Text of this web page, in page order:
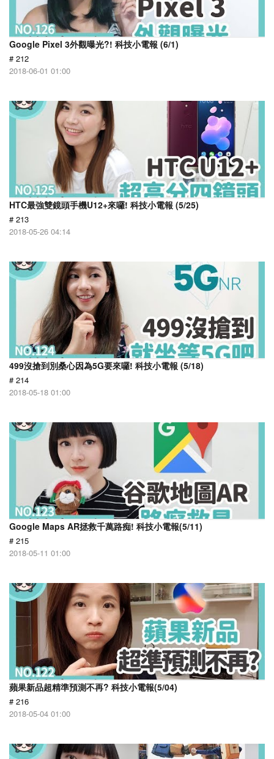
Google Pixel 3外觀曝光?! 科技小電報 (6/1)
# 212
2018-06-01 01:00
HTC最強雙鏡頭手機U12+來囉! 科技小電報 (5/25)
# 213
2018-05-26 04:14
499沒搶到別桑心因為5G要來囉! 科技小電報 (5/18)
# 214
2018-05-18 01:00
Google Maps AR拯救千萬路痴! 科技小電報(5/11)
# 215
2018-05-11 01:00
蘋果新品超精準預測不再? 科技小電報(5/04)
# 216
2018-05-04 01:00